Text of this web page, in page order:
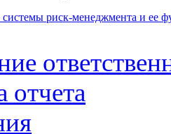
риск-менеджмента и ее
отчета